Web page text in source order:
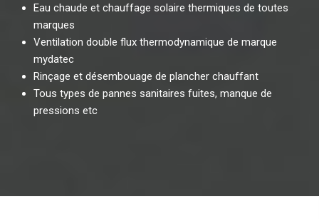
Eau chaude et chauffage solaire thermiques de toutes
marques
Ventilation double flux thermodynamique de marque
mydatec
Rinçage et désembouage de plancher chauffant
Tous types de pannes sanitaires fuites, manque de
pressions etc